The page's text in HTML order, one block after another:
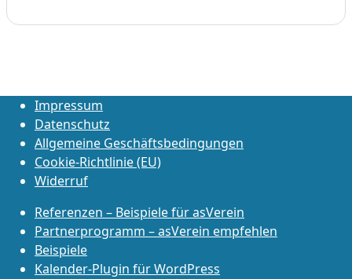
Impressum
Datenschutz
Allgemeine Geschäftsbedingungen
Cookie-Richtlinie (EU)
Widerruf
Referenzen – Beispiele für asVerein
Partnerprogramm – asVerein empfehlen
Beispiele
Kalender-Plugin für WordPress